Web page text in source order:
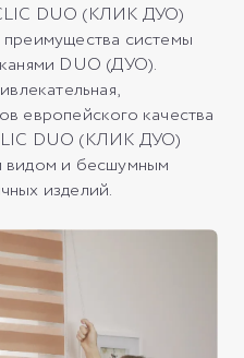
DUO (КЛИК ДУО)
системы
DUO (ДУО).
европейского качества
DUO (КЛИК ДУО)
видом и бесшумным
изделий.